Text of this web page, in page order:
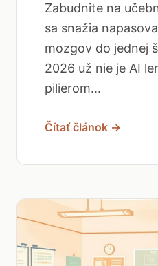
Zabudnite na
sa snažia
mozgov do jednej
2026 už nie je AI
pilierom...
Čítať článok →